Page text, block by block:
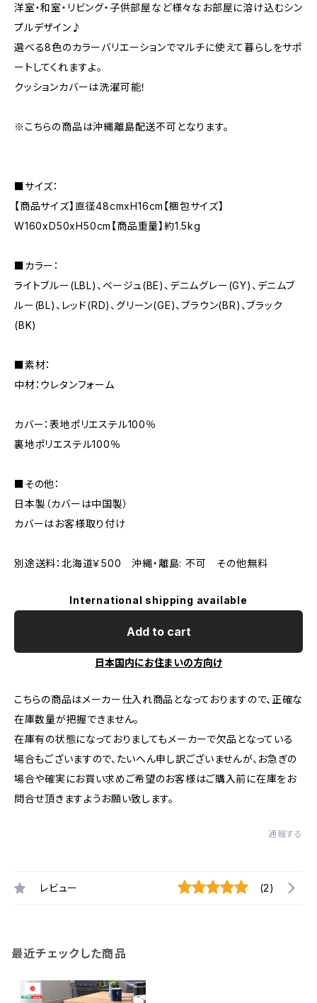
洋室・和室・リビング・子供部屋など様々なお部屋に溶け込むシン
プルデザイン♪
選べる8色のカラーバリエーションでマルチに使えて暮らしをサポ
ートしてくれますよ。
クッションカバーは洗濯可能！
※こちらの商品は沖縄離島配送不可となります。
■サイズ：
【商品サイズ】直径48cmxH16cm【梱包サイズ】
W160xD50xH50cm【商品重量】約1.5kg
■カラー：
ライトブルー(LBL)、ベージュ(BE)、デニムグレー(GY)、デニムブ
ルー(BL)、レッド(RD)、グリーン(GE)、ブラウン(BR)、ブラック
(BK)
■素材：
中材：ウレタンフォーム
カバー：表地ポリエステル100％
裏地ポリエステル100％
■その他：
日本製（カバーは中国製）
カバーはお客様取り付け
別途送料：北海道￥500 沖縄・離島: 不可 その他無料
International shipping available
Add to cart
日本国内にお住まいの方向け
こちらの商品はメーカー仕入れ商品となっておりますので、正確な
在庫数量が把握できません。
在庫有の状態になっておりましてもメーカーで欠品となっている
場合もございますので、たいへん申し訳ございませんが、お急ぎの
場合や確実にお買い求めご希望のお客様はご購入前に在庫をお
問合せ頂きますようお願い致します。
通報する
レビュー (2)
最近チェックした商品